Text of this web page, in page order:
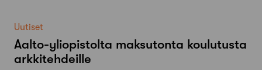
Uutiset
Aalto-​yliopistolta maksutonta koulutusta
arkkitehdeille